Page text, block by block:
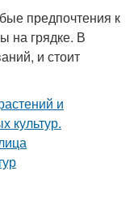
предпочтения к
на грядке. В
и стоит